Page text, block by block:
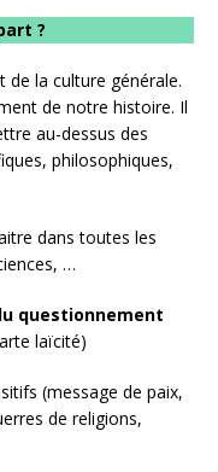
?
de la culture générale.
de notre histoire. Il
au-dessus des
philosophiques,
dans toutes les
…
questionnement
laïcité)
(message de paix,
de religions,